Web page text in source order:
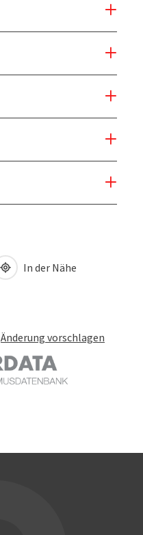
In der Nähe
Änderung vorschlagen